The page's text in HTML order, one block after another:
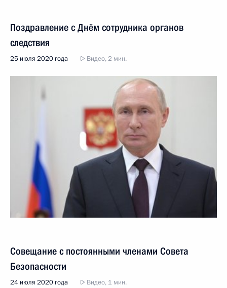
Поздравление с Днём сотрудника органов
следствия
25 июля 2020 года Видео, 2 мин.
Совещание с постоянными членами Совета
Безопасности
24 июля 2020 года Видео, 1 мин.